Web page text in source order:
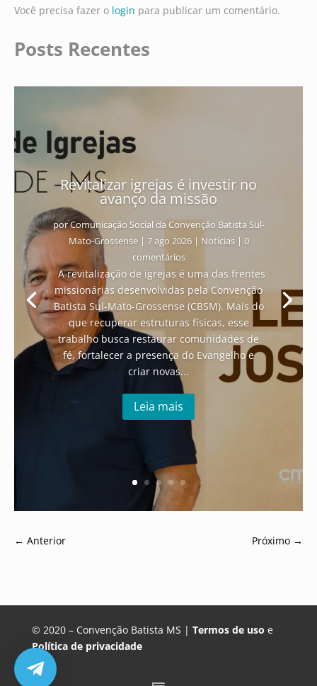
Você precisa fazer o login para publicar um comentário.
Posts Recentes
Revitalizar igrejas é investir no
avanço da missão
porComunicação Social da Convenção Batista Sul-
Mato-Grossense| 7 ago 2026| Notícias| 0
comentários
A revitalização de igrejas é uma das frentes
missionárias desenvolvidas pela Convenção
Batista Sul-Mato-Grossense (CBSM). Mais do
que recuperar estruturas físicas, esse
trabalho busca restaurar comunidades de
fé, fortalecer a presença do Evangelho e
criar novas...
Leia mais
← Anterior Próximo →
© 2020 – Convenção Batista MS | Termos de uso e
Política de privacidade